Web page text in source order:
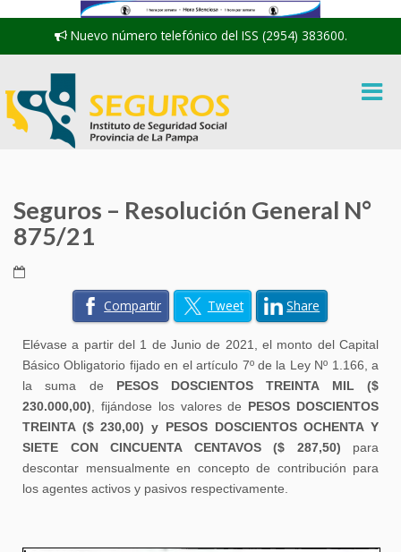
Nuevo número telefónico del ISS (2954) 383600.
Seguros – Resolución General N°
875/21
Compartir Tweet Share
Elévase a partir del 1 de Junio de 2021, el monto del Capital
Básico Obligatorio fijado en el artículo 7º de la Ley Nº 1.166, a
la suma de
PESOS DOSCIENTOS TREINTA MIL ($
230.000,00) , fijándose los valores de
PESOS DOSCIENTOS
TREINTA ($ 230,00) y PESOS DOSCIENTOS OCHENTA Y
SIETE CON CINCUENTA CENTAVOS ($ 287,50) para
descontar mensualmente en concepto de contribución para
los agentes activos y pasivos respectivamente.